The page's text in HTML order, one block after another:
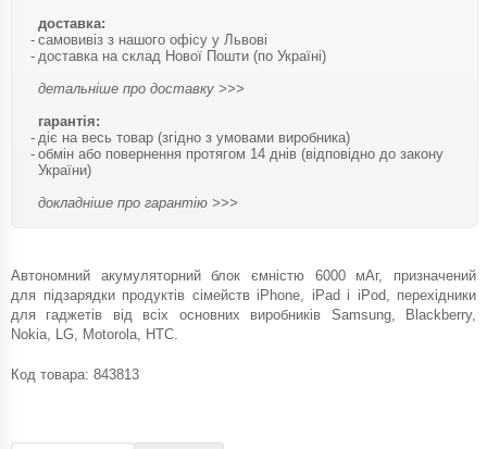
доставка:
самовивіз з нашого офісу у Львові
доставка на склад Нової Пошти (по Україні)
детальніше про доставку >>>
гарантія:
діє на весь товар (згідно з умовами виробника)
обмін або повернення протягом 14 днів (відповідно до закону
України)
докладніше про гарантію >>>
Автономний акумуляторний блок ємністю 6000 мАг, призначений
для підзарядки продуктів сімейств iPhone, iPad і iPod, перехідники
для гаджетів від всіх основних виробників Samsung, Blackberry,
Nokia, LG, Motorola, HTC.
Код товара: 843813